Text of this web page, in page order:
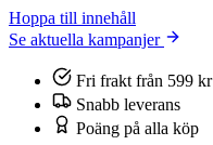
Hoppa till innehåll
Se aktuella kampanjer
Fri frakt från 599 kr
Snabb leverans
Poäng på alla köp